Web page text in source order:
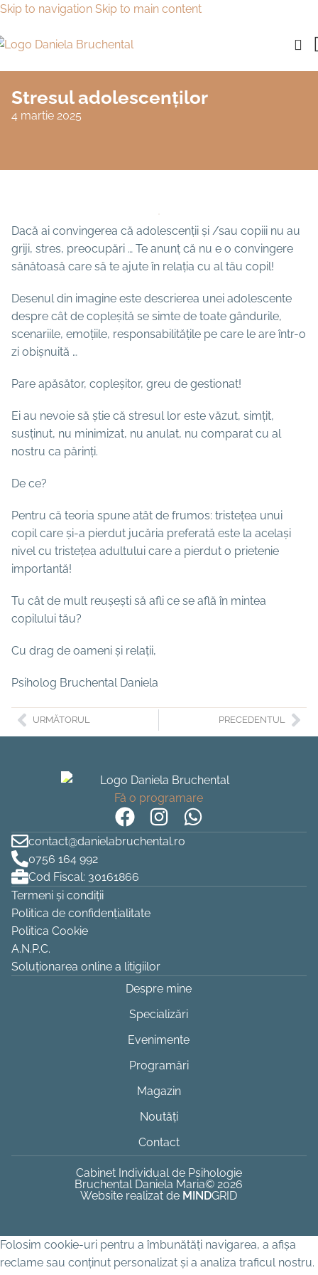
Skip to navigation Skip to main content
Stresul adolescenților
4 martie 2025
Dacă ai convingerea că adolescenții și /sau copiii nu au
griji, stres, preocupări … Te anunț că nu e o convingere
sănătoasă care să te ajute în relația cu al tău copil!
Desenul din imagine este descrierea unei adolescente
despre cât de copleșită se simte de toate gândurile,
scenariile, emoțiile, responsabilitățile pe care le are într-o
zi obișnuită …
Pare apăsător, copleșitor, greu de gestionat!
Ei au nevoie să știe că stresul lor este văzut, simțit,
susținut, nu minimizat, nu anulat, nu comparat cu al
nostru ca părinți.
De ce?
Pentru că teoria spune atât de frumos: tristețea unui
copil care și-a pierdut jucăria preferată este la același
nivel cu tristețea adultului care a pierdut o prietenie
importantă!
Tu cât de mult reușești să afli ce se află în mintea
copilului tău?
Cu drag de oameni și relații,
Psiholog Bruchental Daniela
URMĂTORUL PRECEDENTUL
Despre mine
Specializări
Evenimente
Programări
Magazin
Noutăți
Contact
contact@danielabruchental.ro
0756 164 992
Cod Fiscal: 30161866
Fă o programare
Termeni și condiții
Politica de confidențialitate
Politica Cookie
A.N.P.C.
Soluționarea online a litigiilor
Cabinet Individual de Psihologie
Bruchental Daniela Maria© 2026
Website realizat de MINDGRID
Folosim cookie-uri pentru a îmbunătăți navigarea, a afișa
reclame sau conținut personalizat și a analiza traficul nostru.